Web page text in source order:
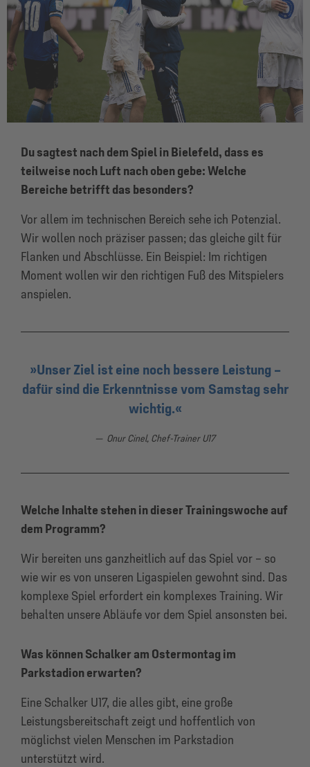
Du sagtest nach dem Spiel in Bielefeld, dass es
teilweise noch Luft nach oben gebe: Welche
Bereiche betrifft das besonders?
Vor allem im technischen Bereich sehe ich Potenzial.
Wir wollen noch präziser passen; das gleiche gilt für
Flanken und Abschlüsse. Ein Beispiel: Im richtigen
Moment wollen wir den richtigen Fuß des Mitspielers
anspielen.
Unser Ziel ist eine noch bessere Leistung –
dafür sind die Erkenntnisse vom Samstag sehr
wichtig.
Onur Cinel, Chef-Trainer U17
Welche Inhalte stehen in dieser Trainingswoche auf
dem Programm?
Wir bereiten uns ganzheitlich auf das Spiel vor – so
wie wir es von unseren Ligaspielen gewohnt sind. Das
komplexe Spiel erfordert ein komplexes Training. Wir
behalten unsere Abläufe vor dem Spiel ansonsten bei.
Was können Schalker am Ostermontag im
Parkstadion erwarten?
Eine Schalker U17, die alles gibt, eine große
Leistungsbereitschaft zeigt und hoffentlich von
möglichst vielen Menschen im Parkstadion
unterstützt wird.